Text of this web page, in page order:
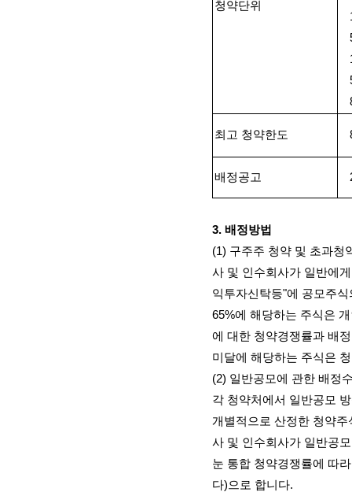
청약단위
최고 청약한도
배정공고
3. 배정방법
(1) 구주주 청약 및 초과청
사 및 인수회사가 일반에
익투자신탁등"에 공모주식
65%에 해당하는 주식은
에 대한 청약경쟁률과 배
미달에 해당하는 주식은
(2) 일반공모에 관한 배정
각 청약처에서 일반공모
개별적으로 산정한 청약주
사 및 인수회사가 일반공
눈 통합 청약경쟁률에 따
다)으로 합니다.